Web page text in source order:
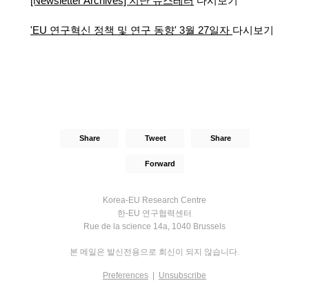
'EU 연구혁신 정책 및 연구 동향' 3월 27일자 다시보기
Share Tweet Share
Forward
Korea-EU Research Centre
한-EU 연구협력센터
Rue de la science 14a, 1040 Brussels
본 메일은 발신전용으로 회신이 되지 않습니다.
Preferences Unsubscribe